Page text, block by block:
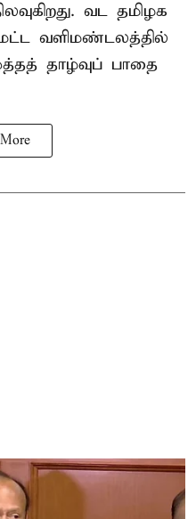
வட தமிழக
வளிமண்டலத்தில்
தாழ்வுப் பாதை